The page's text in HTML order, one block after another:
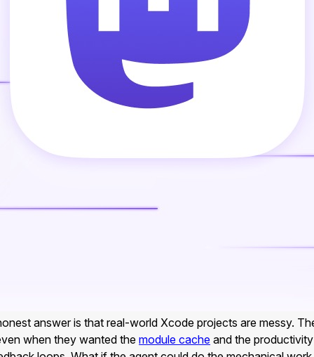
answer is that real-world Xcode projects are messy.
when they wanted the module cache and the